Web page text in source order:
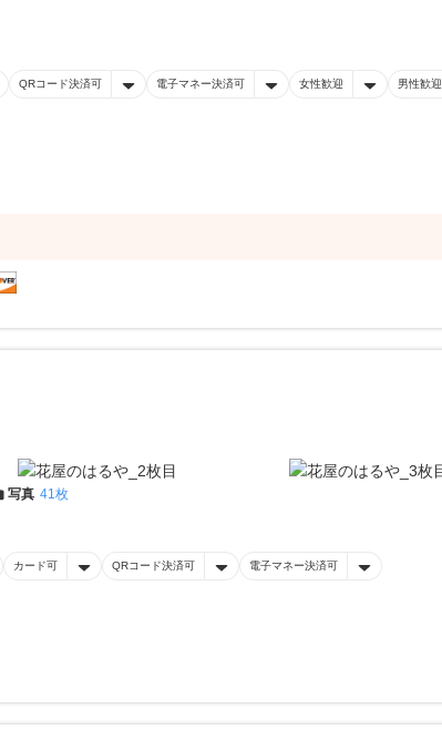
QRコード決済可 電子マネー決済可 女性歓迎 男性歓迎
写真 41枚
カード可 QRコード決済可 電子マネー決済可